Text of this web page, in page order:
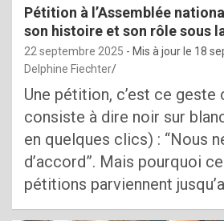
Pétition à l’Assemblée
son histoire et son rôle sous
22 septembre 2025 - Mis à jour le 18
Delphine Fiechter
Une pétition, c’est ce geste
consiste à dire noir sur
en quelques clics) : “Nous
d’accord”. Mais pourquoi
pétitions parviennent